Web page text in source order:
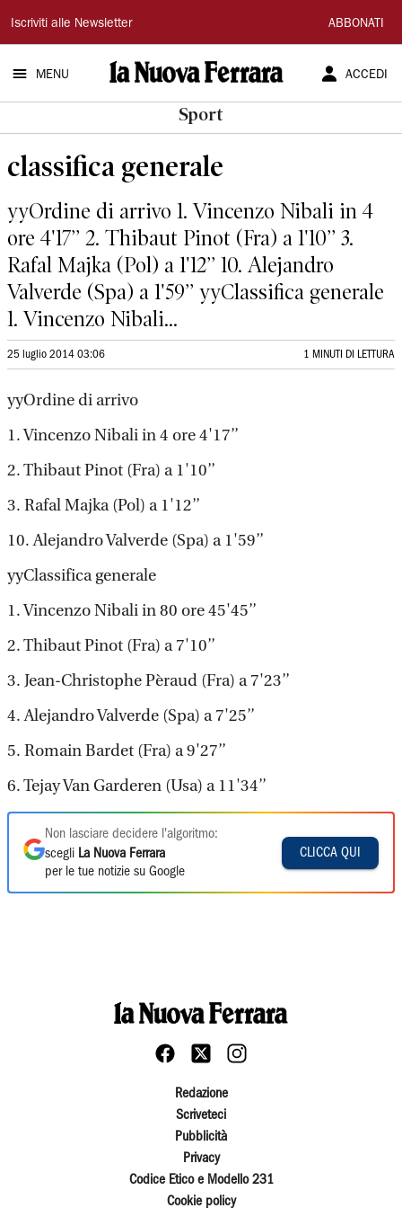
La
Nuova
Ferrara
Iscriviti alle Newsletter ABBONATI
MENU ACCEDI
Sport
classifica generale
yyOrdine di arrivo 1. Vincenzo Nibali in 4
ore 4'17’’ 2. Thibaut Pinot (Fra) a 1'10’’ 3.
Rafal Majka (Pol) a 1'12’’ 10. Alejandro
Valverde (Spa) a 1'59’’ yyClassifica generale
1. Vincenzo Nibali...
25 luglio 2014 03:06 1 MINUTI DI LETTURA
yyOrdine di arrivo
1. Vincenzo Nibali in 4 ore 4'17’’
2. Thibaut Pinot (Fra) a 1'10’’
3. Rafal Majka (Pol) a 1'12’’
10. Alejandro Valverde (Spa) a 1'59’’
yyClassifica generale
1. Vincenzo Nibali in 80 ore 45'45’’
2. Thibaut Pinot (Fra) a 7'10’’
3. Jean-Christophe Pèraud (Fra) a 7'23’’
4. Alejandro Valverde (Spa) a 7'25’’
5. Romain Bardet (Fra) a 9'27’’
6. Tejay Van Garderen (Usa) a 11'34’’
Non lasciare decidere l'algoritmo:
scegli La Nuova Ferrara
per le tue notizie su Google
CLICCA QUI
Redazione
Scriveteci
Pubblicità
Privacy
Codice Etico e Modello 231
Cookie policy